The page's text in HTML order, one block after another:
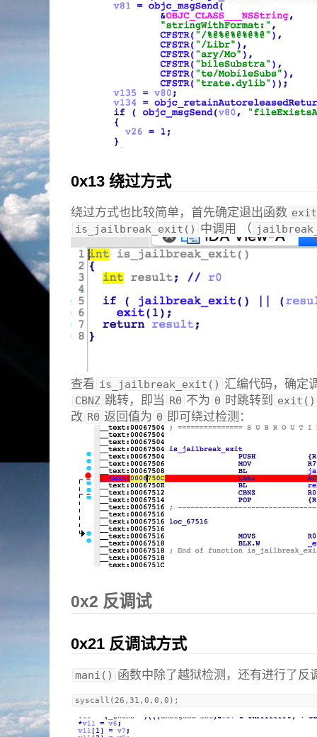
0x13 绕过方式
绕过方式也比较简单，首先确定退出函数
is_jailbreak_exit() 中调用 （
查看 is_jailbreak_exit() 汇编代码，确定
CBNZ 跳转，即当 R0 不为 0 时跳转到 exit()
改 R0 返回值为 0 即可绕过检测：
0x2 反调试
0x21 反调试方式
mani() 函数中除了越狱检测，还有进行了反